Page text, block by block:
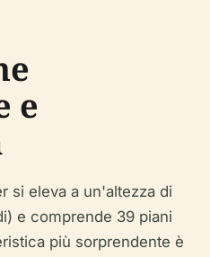
e
si eleva a un'altezza di
e comprende 39 piani
più sorprendente è